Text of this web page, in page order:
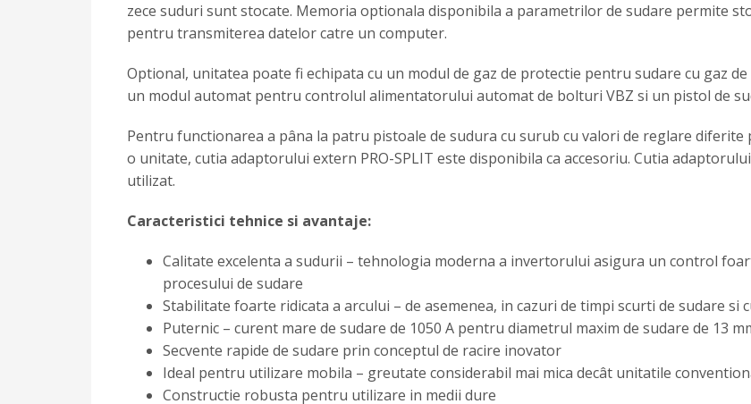
zece suduri sunt stocate. Memoria optionala disponibila a parametrilor de sudare permite
pentru transmiterea datelor catre un computer.
Optional, unitatea poate fi echipata cu un modul de gaz de protectie pentru sudare cu gaz
un modul automat pentru controlul alimentatorului automat de bolturi VBZ si un pistol de
Pentru functionarea a pâna la patru pistoale de sudura cu surub cu valori de reglare
o unitate, cutia adaptorului extern PRO-SPLIT este disponibila ca accesoriu. Cutia
utilizat.
Caracteristici tehnice si avantaje:
Calitate excelenta a sudurii – tehnologia moderna a invertorului asigura un control
procesului de sudare
Stabilitate foarte ridicata a arcului – de asemenea, in cazuri de timpi scurti de sudare si
Puternic – curent mare de sudare de 1050 A pentru diametrul maxim de sudare de 13
Secvente rapide de sudare prin conceptul de racire inovator
Ideal pentru utilizare mobila – greutate considerabil mai mica decât unitatile
Constructie robusta pentru utilizare in medii dure